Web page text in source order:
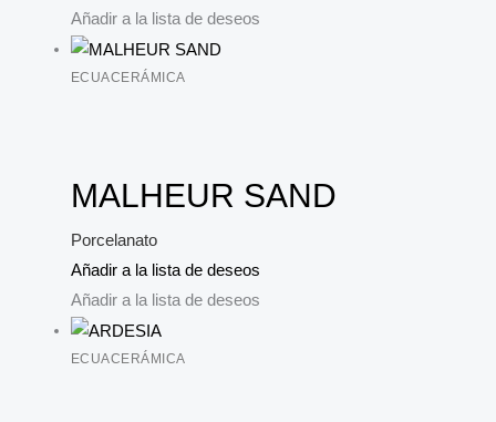
Añadir a la lista de deseos
ECUACERÁMICA
MALHEUR SAND
Porcelanato
Añadir a la lista de deseos
Añadir a la lista de deseos
ECUACERÁMICA